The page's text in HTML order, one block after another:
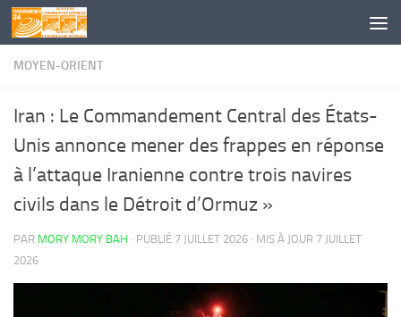
Skip to content
MOYEN-ORIENT
Iran : Le Commandement Central des États-
Unis annonce mener des frappes en réponse
à l’attaque Iranienne contre trois navires
civils dans le Détroit d’Ormuz »
PAR MORY MORY BAH · PUBLIÉ 7 JUILLET 2026 · MIS À JOUR 7 JUILLET
2026